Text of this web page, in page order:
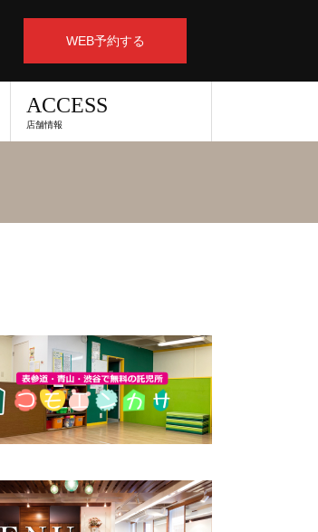
WEB予約する
ACCESS
店舗情報